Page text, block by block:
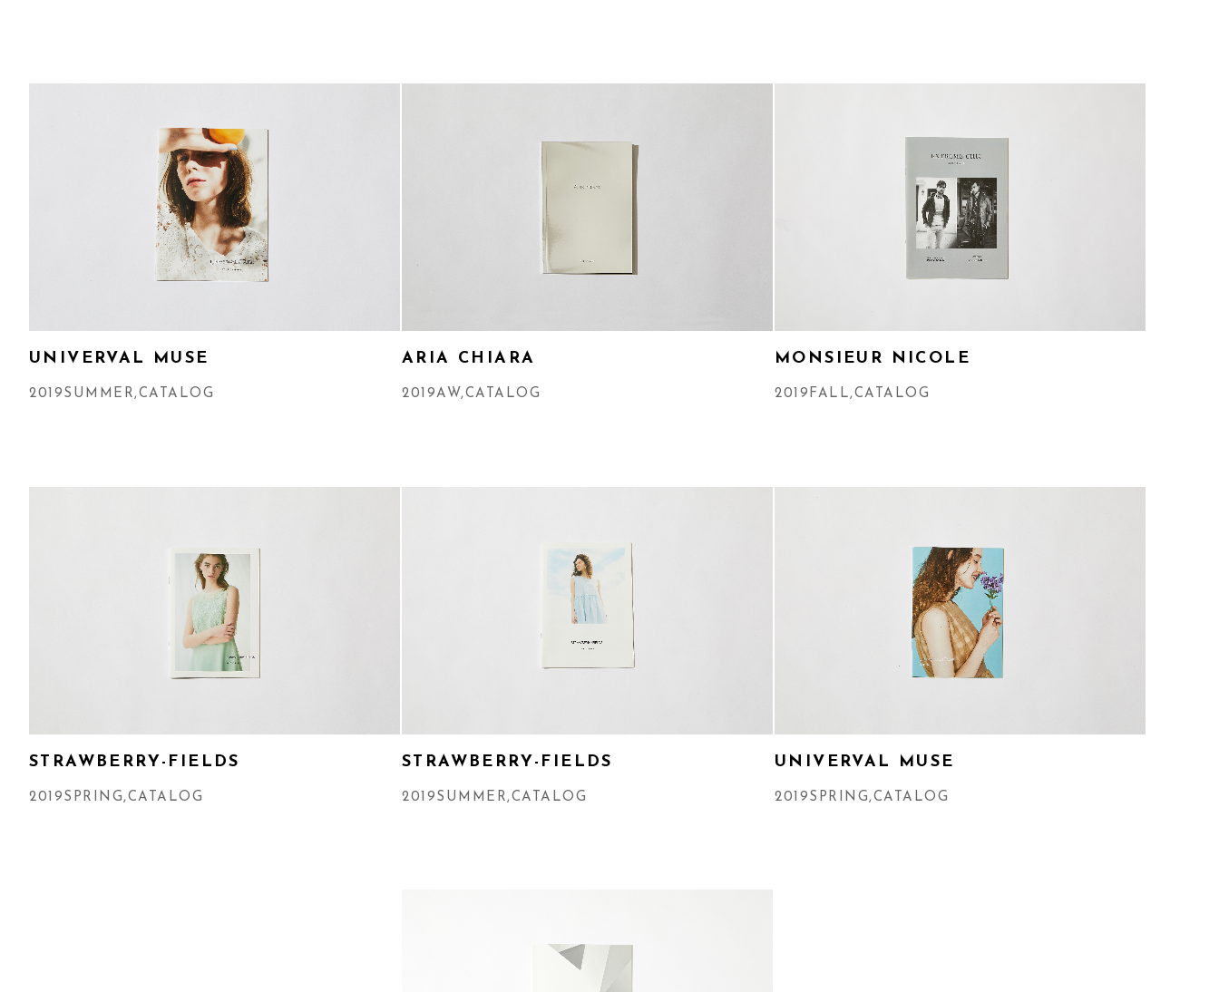
ARIA CHIARA
2019AW,CATALOG
MONSIEUR NICOLE
2019FALL ,CATALOG
UNIVERVAL MUSE
2019SUMMER ,CATALOG
STRAWBERRY-FIELDS
2019SUMMER ,CATALOG
UNIVERVAL MUSE
2019SPRING ,CATALOG
STRAWBERRY-FIELDS
2019SPRING ,CATALOG